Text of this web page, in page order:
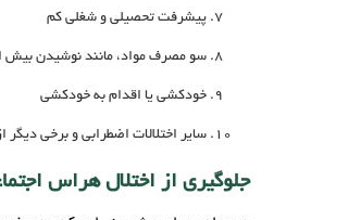
پیشرفت تحصیلی و شغلی کم
سو مصرف مواد، مانند نوشیدن بیش
خودکشی یا اقدام به خودکشی
سایر اختلالات اضطرابی و برخی
جلوگیری از اختلال هراس